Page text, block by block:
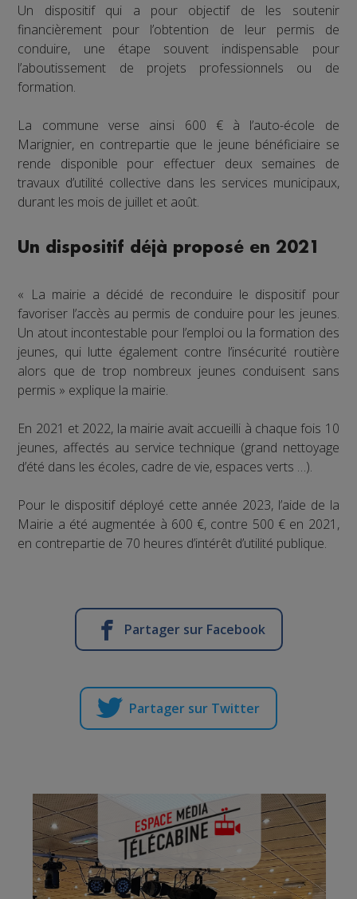
Un dispositif qui a pour objectif de les soutenir
financièrement pour l’obtention de leur permis de
conduire, une étape souvent indispensable pour
l’aboutissement de projets professionnels ou de
formation.
La commune verse ainsi 600 € à l’auto-école de
Marignier, en contrepartie que le jeune bénéficiaire se
rende disponible pour effectuer deux semaines de
travaux d’utilité collective dans les services municipaux,
durant les mois de juillet et août.
Un dispositif déjà proposé en 2021
« La mairie a décidé de reconduire le dispositif pour
favoriser l’accès au permis de conduire pour les jeunes.
Un atout incontestable pour l’emploi ou la formation des
jeunes, qui lutte également contre l’insécurité routière
alors que de trop nombreux jeunes conduisent sans
permis » explique la mairie.
En 2021 et 2022, la mairie avait accueilli à chaque fois 10
jeunes, affectés au service technique (grand nettoyage
d’été dans les écoles, cadre de vie, espaces verts …).
Pour le dispositif déployé cette année 2023, l’aide de la
Mairie a été augmentée à 600 €, contre 500 € en 2021,
en contrepartie de 70 heures d’intérêt d’utilité publique.
Partager sur Facebook
Partager sur Twitter